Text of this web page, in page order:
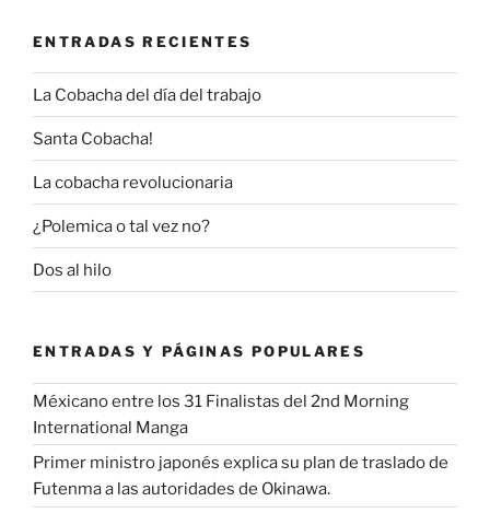
ENTRADAS RECIENTES
La Cobacha del día del trabajo
Santa Cobacha!
La cobacha revolucionaria
¿Polemica o tal vez no?
Dos al hilo
ENTRADAS Y PÁGINAS POPULARES
Méxicano entre los 31 Finalistas del 2nd Morning
International Manga
Primer ministro japonés explica su plan de traslado de
Futenma a las autoridades de Okinawa.